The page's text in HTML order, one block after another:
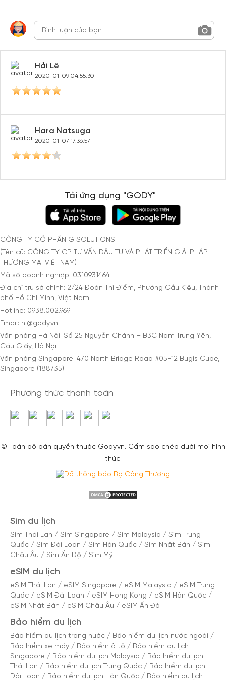
Hải Lê
2020-01-09 04:55:30
Hara Natsuga
2020-01-07 17:36:57
Tải ứng dụng "GODY"
CÔNG TY CỔ PHẦN G SOLUTIONS
(Tên cũ: CÔNG TY CP TƯ VẤN ĐẦU TƯ VÀ PHÁT TRIỂN GIẢI PHÁP
THƯƠNG MẠI VIỆT NAM)
Mã số doanh nghiệp: 0310931464
Địa chỉ trụ sở chính: 2/24 Đoàn Thị Điểm, Phường Cầu Kiệu, Thành
phố Hồ Chí Minh, Việt Nam
Hotline: 0938.002.969
Email: hi@gody.vn
Văn phòng Hà Nội: Số 25 Nguyễn Chánh – B3C Nam Trung Yên,
Cầu Giấy, Hà Nội
Văn phòng Singapore: 470 North Bridge Road #05-12 Bugis Cube,
Singapore (188735)
Phương thức thanh toán
© Toàn bộ bản quyền thuộc Gody.vn. Cấm sao chép dưới mọi hình
thức.
Sim du lịch
Sim Thái Lan / Sim Singapore / Sim Malaysia / Sim Trung
Quốc / Sim Đài Loan / Sim Hàn Quốc / Sim Nhật Bản / Sim
Châu Âu / Sim Ấn Độ / Sim Mỹ
eSIM du lịch
eSIM Thái Lan / eSIM Singapore / eSIM Malaysia / eSIM Trung
Quốc / eSIM Đài Loan / eSIM Hong Kong / eSIM Hàn Quốc /
eSIM Nhật Bản / eSIM Châu Âu / eSIM Ấn Độ
Bảo hiểm du lịch
Bảo hiểm du lịch trong nước / Bảo hiểm du lịch nước ngoài /
Bảo hiểm xe máy / Bảo hiểm ô tô / Bảo hiểm du lịch
Singapore / Bảo hiểm du lịch Malaysia / Bảo hiểm du lịch
Thái Lan / Bảo hiểm du lịch Trung Quốc / Bảo hiểm du lịch
Đài Loan / Bảo hiểm du lịch Hàn Quốc / Bảo hiểm du lịch